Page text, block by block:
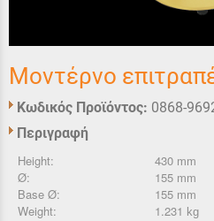
Μοντέρνο
Κωδικός Προϊόντος: 0868-
Περιγραφή
Height:
430 mm
Ø:
155 mm
Base Ø:
155 mm
Weight:
1.231 kg